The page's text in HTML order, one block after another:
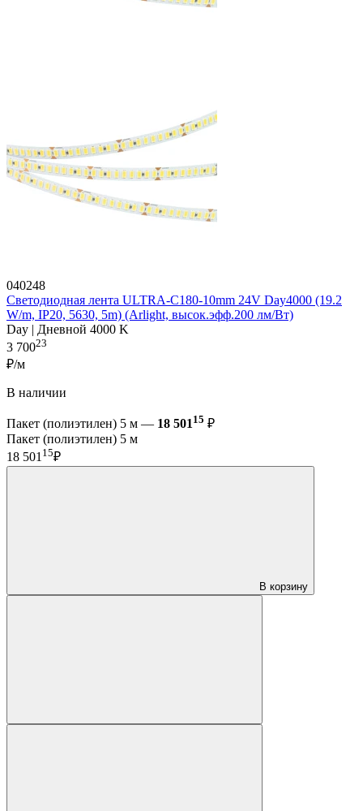
040248
Светодиодная лента ULTRA-C180-10mm 24V Day4000 (19.2
W/m, IP20, 5630, 5m) (Arlight, высок.эфф.200 лм/Вт)
Day | Дневной 4000 K
3 70023
₽/м
В наличии
Пакет (полиэтилен) 5 м — 18 50115 ₽
Пакет (полиэтилен) 5 м
18 50115₽
В корзину